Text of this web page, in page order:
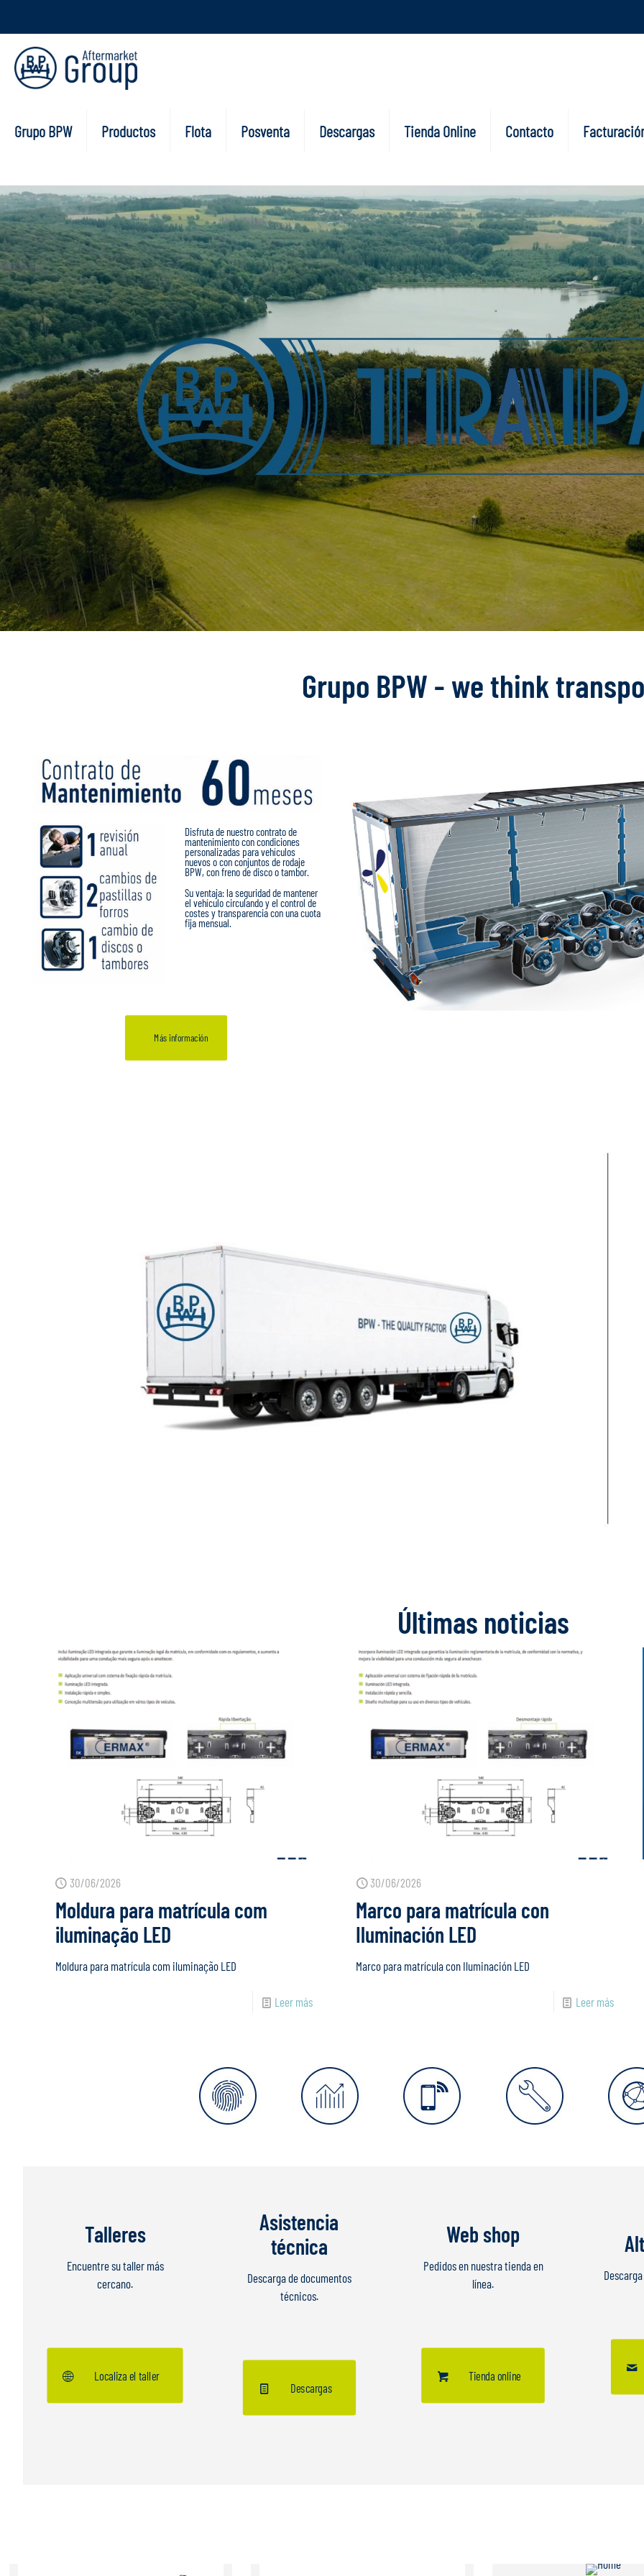
Grupo BPW Productos Flota Posventa Descargas Tienda Online Contacto
Grupo BPW - we think
Disfruta de nuestro contrato de
mantenimiento con condiciones
personalizadas para vehículos
nuevos o con conjuntos de rodaje
BPW, con freno de disco o tambor.
Su ventaja: la seguridad de mantener
el vehículo circulando y el control de
costes y transparencia con una cuota
fija mensual.
Más información
Últimas noticias
30/06/2026
Moldura para matrícula com
iluminação LED
Moldura para matrícula com iluminação LED
Leer más
30/06/2026
Marco para matrícula con
Iluminación LED
Marco para matrícula con Iluminación LED
Leer más
Talleres
Encuentre su taller más
cercano.
Localiza el taller
Asistencia
técnica
Descarga de documentos
técnicos.
Descargas
Web shop
Pedidos en nuestra tienda en
línea.
Tienda online